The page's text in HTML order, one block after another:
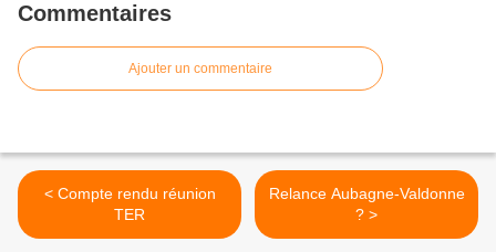
Commentaires
Ajouter un commentaire
< Compte rendu réunion
TER
Relance Aubagne-Valdonne
? >